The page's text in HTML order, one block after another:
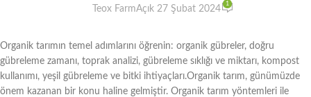
Teox FarmAçık 27 Şubat 2024
1
Organik tarımın temel adımlarını öğrenin: organik gübreler, doğru
gübreleme zamanı, toprak analizi, gübreleme sıklığı ve miktarı, kompost
kullanımı, yeşil gübreleme ve bitki ihtiyaçları.Organik tarım, günümüzde
önem kazanan bir konu haline gelmiştir. Organik tarım yöntemleri ile